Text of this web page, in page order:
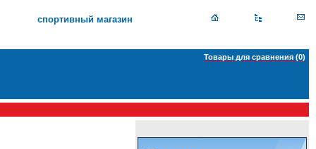
спортивный магазин
Товары для сравнения (0)